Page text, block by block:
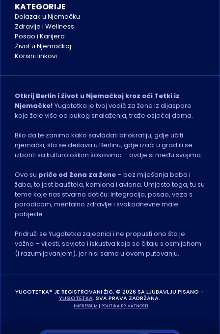
KATEGORIJE
Dolazak u Njemačku
Zdravlje i Wellness
Posao i Karijera
Život u Njemačkoj
Korisni linkovi
Otkrij Berlin i život u Njemačkoj kroz oči Tetki iz
Njemačke! Yugotetka je tvoj vodič za žene iz dijaspore
koje žele više od pukog snalaženja, traže osjećaj doma.
Bilo da te zanima kako savladati birokratiju, gdje učiti
njemački, šta se dešava u Berlinu, gdje izaći u grad ili se
izboriti sa kulturološkim šokovima – ovdje si među svojima.
Ovo su priče od žena za žene – bez miješanja baba i
žaba, to jest bauštela, kamiona i aviona. Umjesto toga, tu su
teme koje nas stvarno dotiču: integracija, posao, veza s
porodicom, mentalno zdravlje i svakodnevne male
pobjede.
Pridruži se Yugotetka zajednici i ne propusti ono što je
važno – vijesti, savjete i iskustva koja se čitaju s osmijehom
(i razumijevanjem), jer nisi sama u ovom putovanju.
YUGOTETKA. SVA PRAVA ZADRŽANA.
IMPRESSUM POLITIKA PRIVATNOSTI